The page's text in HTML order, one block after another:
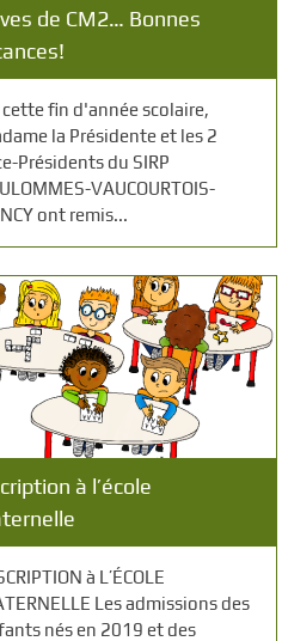
de CM2… Bonnes
cette fin d'année scolaire,
la Présidente et les 2
Présidents du SIRP
VAUCOURTOIS-
ont remis...
à l’école
à L’ÉCOLE
Les admissions des
nés en 2019 et des